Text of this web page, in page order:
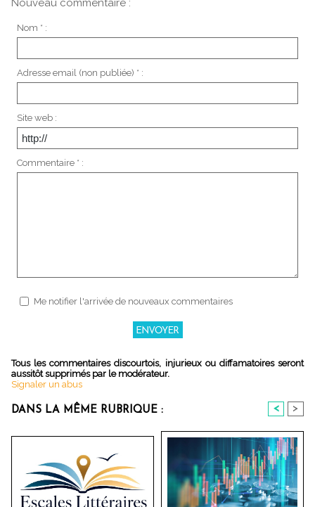
Nouveau commentaire :
Nom * :
Adresse email (non publiée) * :
Site web :
Commentaire * :
Me notifier l'arrivée de nouveaux commentaires
Tous les commentaires discourtois, injurieux ou diffamatoires seront
aussitôt supprimés par le modérateur.
Signaler un abus
DANS LA MÊME RUBRIQUE : < >